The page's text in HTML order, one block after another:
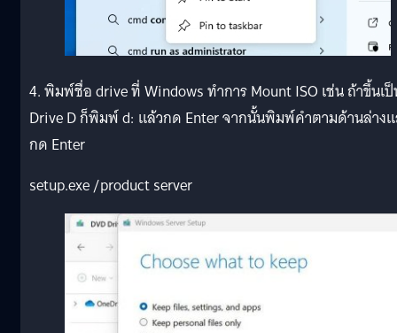
4. พิมพ์ชื่อ drive ที่ Windows ทำการ Mount ISO เช่น ถ้าขึ้นเ
Drive D ก็พิมพ์ d: แล้วกด Enter จากนั้นพิมพ์คำตามด้านล่าง
กด Enter
setup.exe /product server